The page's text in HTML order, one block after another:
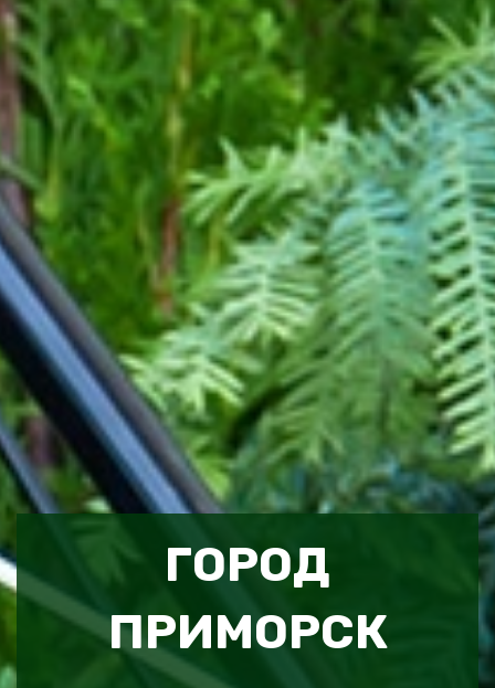
ГОРОД
ПРИМОРСК